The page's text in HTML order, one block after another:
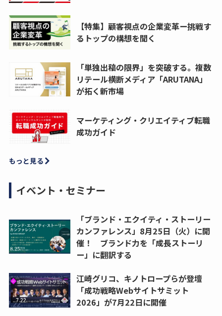
【特集】顧客視点の企業変革ー挑戦す
るトップの構想を聞く
「単独出稿の限界」を突破する。複数
リテール横断メディア「ARUTANA」
が拓く新市場
マーケティング・クリエイティブ転職
成功ガイド
もっと見る
イベント・セミナー
「ブランド・エクイティ・ストーリー
カンファレンス」8月25日（火）に開
催！ ブランド力を「成長ストーリ
ー」に翻訳する
江崎グリコ、キノトロープらが登壇
「成功戦略Webサイトサミット
2026」が7月22日に開催